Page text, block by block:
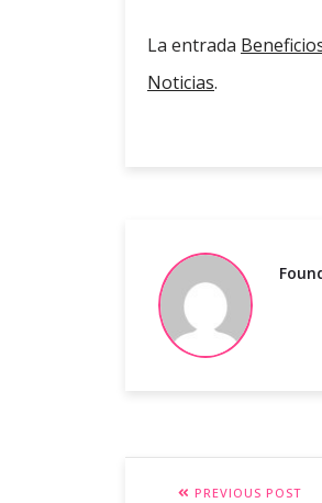
La entrada
Noticias.
PREVIOUS POST